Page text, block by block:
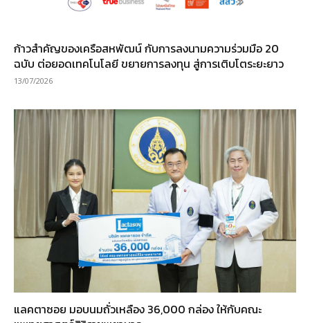
ก้าวสำคัญของเครือสหพัฒน์ กับการลงนามความร่วมมือ 20
ฉบับ ต่อยอดเทคโนโลยี ขยายการลงทุน สู่การเติบโตระยะยาว
13/07/2026
แลคตาซอย มอบนมถั่วเหลือง 36,000 กล่อง ให้กับคณะ